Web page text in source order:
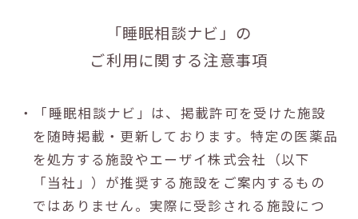
「睡眠相談ナビ」の
ご利用に関する注意事項
・「睡眠相談ナビ」は、掲載許可を受けた施設
を随時掲載・更新しております。特定の医薬品
を処方する施設やエーザイ株式会社（以下
「当社」）が推奨する施設をご案内するもの
ではありません。実際に受診される施設につ